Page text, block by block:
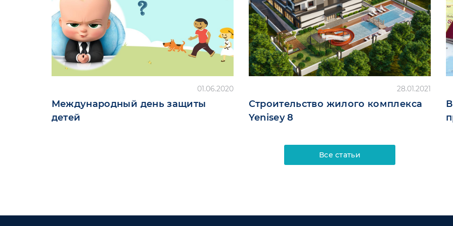
01.06.2020
Международный день защиты
детей
28.01.2021
Строительство жилого комплекса
Yenisey 8
Все статьи